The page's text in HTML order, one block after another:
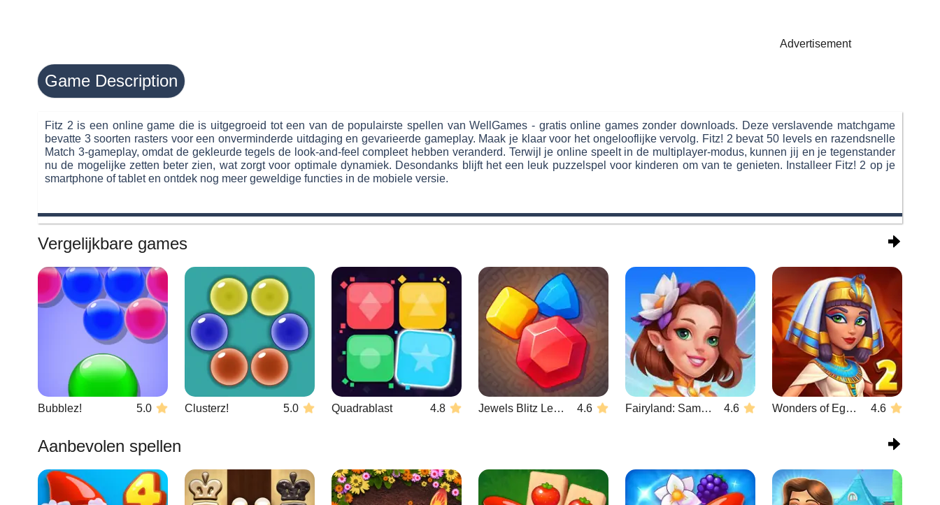
Advertisement
Game Description
Fitz 2 is een online game die is uitgegroeid tot een van de populairste spellen van WellGames - gratis online games zonder downloads. Deze verslavende matchgame
bevatte 3 soorten rasters voor een onverminderde uitdaging en gevarieerde gameplay. Maak je klaar voor het ongelooflijke vervolg. Fitz! 2 bevat 50 levels en razendsnelle
Match 3-gameplay, omdat de gekleurde tegels de look-and-feel compleet hebben veranderd. Terwijl je online speelt in de multiplayer-modus, kunnen jij en je tegenstander
nu de mogelijke zetten beter zien, wat zorgt voor optimale dynamiek. Desondanks blijft het een leuk puzzelspel voor kinderen om van te genieten. Installeer Fitz! 2 op je
smartphone of tablet en ontdek nog meer geweldige functies in de mobiele versie.
Vergelijkbare games
Bubblez! 5.0 Clusterz! 5.0 Quadrablast 4.8 Jewels Blitz Legends 4.6 Fairyland: Samenvoegen & Magie 4.6 Wonders of Egypt Match 2 4.6
Aanbevolen spellen